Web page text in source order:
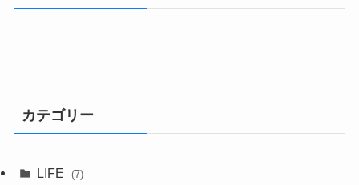
カテゴリー
LIFE (7)